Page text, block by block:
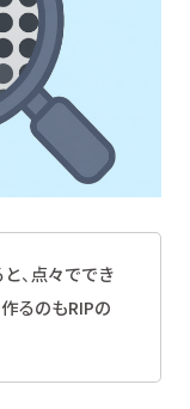
、点々ででき
るのもRIPの